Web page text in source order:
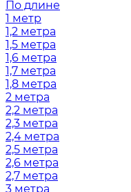
По длине
1 метр
1,2 метра
1,5 метра
1,6 метра
1,7 метра
1,8 метра
2 метра
2,2 метра
2,3 метра
2,4 метра
2,5 метра
2,6 метра
2,7 метра
3 метра